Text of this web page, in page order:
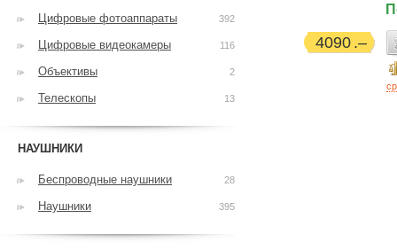
4090
Цифровые фотоаппараты 392
Цифровые видеокамеры 116
Объективы 2
Телескопы 13
НАУШНИКИ
Беспроводные наушники 28
Наушники 395